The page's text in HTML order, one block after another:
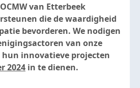
van Etterbeek
die de waardigheid
bevorderen. We nodigen
van onze
innovatieve projecten
2024 in te dienen.